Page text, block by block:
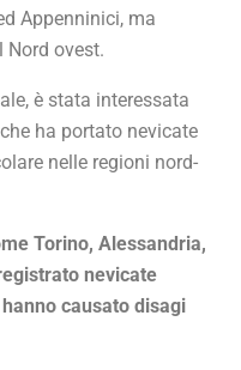
Appenninici, ma
Nord ovest.
è stata interessata
ha portato nevicate
nelle regioni nord-
Torino, Alessandria,
nevicate
causato disagi